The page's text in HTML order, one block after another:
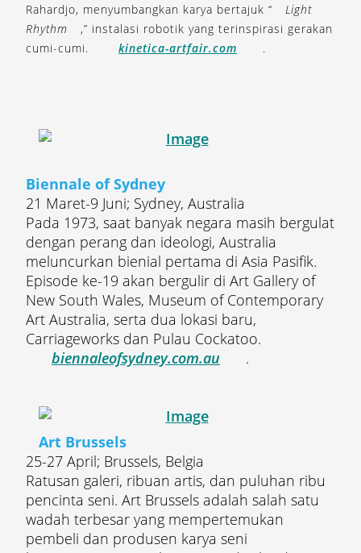
Rahardjo, menyumbangkan karya bertajuk “
Light
Rhythm
,” instalasi robotik yang terinspirasi gerakan
cumi-cumi.
kinetica-artfair.com .
Biennale of Sydney
21 Maret-9 Juni; Sydney, Australia
Pada 1973, saat banyak negara masih bergulat
dengan perang dan ideologi, Australia
meluncurkan bienial pertama di Asia Pasifik.
Episode ke-19 akan bergulir di Art Gallery of
New South Wales, Museum of Contemporary
Art Australia, serta dua lokasi baru,
Carriageworks dan Pulau Cockatoo.
biennaleofsydney.com.au
.
Art Brussels
25-27 April; Brussels, Belgia
Ratusan galeri, ribuan artis, dan puluhan ribu
pencinta seni. Art Brussels adalah salah satu
wadah terbesar yang mempertemukan
pembeli dan produsen karya seni